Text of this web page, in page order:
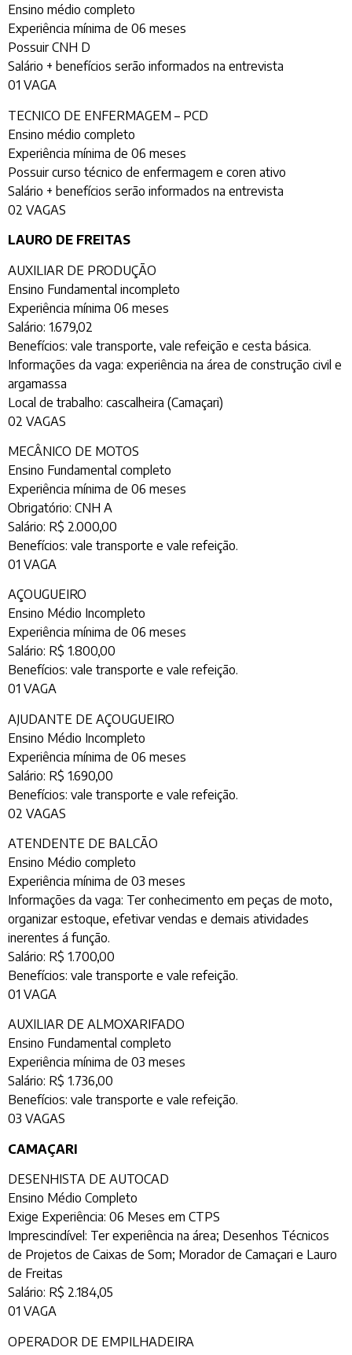
Ensino médio completo
Experiência mínima de 06 meses
Possuir CNH D
Salário + benefícios serão informados na entrevista
01 VAGA
TECNICO DE ENFERMAGEM – PCD
Ensino médio completo
Experiência mínima de 06 meses
Possuir curso técnico de enfermagem e coren ativo
Salário + benefícios serão informados na entrevista
02 VAGAS
LAURO DE FREITAS
AUXILIAR DE PRODUÇÃO
Ensino Fundamental incompleto
Experiência mínima 06 meses
Salário: 1.679,02
Benefícios: vale transporte, vale refeição e cesta básica.
Informações da vaga: experiência na área de construção civil e
argamassa
Local de trabalho: cascalheira (Camaçari)
02 VAGAS
MECÂNICO DE MOTOS
Ensino Fundamental completo
Experiência mínima de 06 meses
Obrigatório: CNH A
Salário: R$ 2.000,00
Benefícios: vale transporte e vale refeição.
01 VAGA
AÇOUGUEIRO
Ensino Médio Incompleto
Experiência mínima de 06 meses
Salário: R$ 1.800,00
Benefícios: vale transporte e vale refeição.
01 VAGA
AJUDANTE DE AÇOUGUEIRO
Ensino Médio Incompleto
Experiência mínima de 06 meses
Salário: R$ 1.690,00
Benefícios: vale transporte e vale refeição.
02 VAGAS
ATENDENTE DE BALCÃO
Ensino Médio completo
Experiência mínima de 03 meses
Informações da vaga: Ter conhecimento em peças de moto,
organizar estoque, efetivar vendas e demais atividades
inerentes á função.
Salário: R$ 1.700,00
Benefícios: vale transporte e vale refeição.
01 VAGA
AUXILIAR DE ALMOXARIFADO
Ensino Fundamental completo
Experiência mínima de 03 meses
Salário: R$ 1.736,00
Benefícios: vale transporte e vale refeição.
03 VAGAS
CAMAÇARI
DESENHISTA DE AUTOCAD
Ensino Médio Completo
Exige Experiência: 06 Meses em CTPS
Imprescindível: Ter experiência na área; Desenhos Técnicos
de Projetos de Caixas de Som; Morador de Camaçari e Lauro
de Freitas
Salário: R$ 2.184,05
01 VAGA
OPERADOR DE EMPILHADEIRA